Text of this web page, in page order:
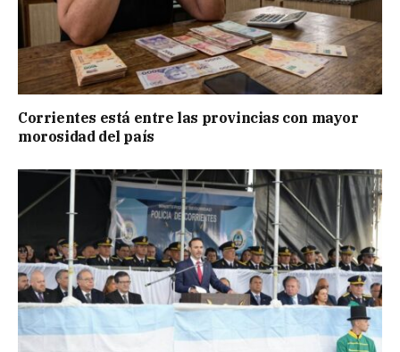
Corrientes está entre las provincias con mayor
morosidad del país